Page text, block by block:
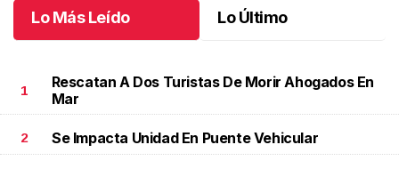
Lo Más Leído Lo Último
1
Rescatan A Dos Turistas De Morir Ahogados En
Mar
2 Se Impacta Unidad En Puente Vehicular